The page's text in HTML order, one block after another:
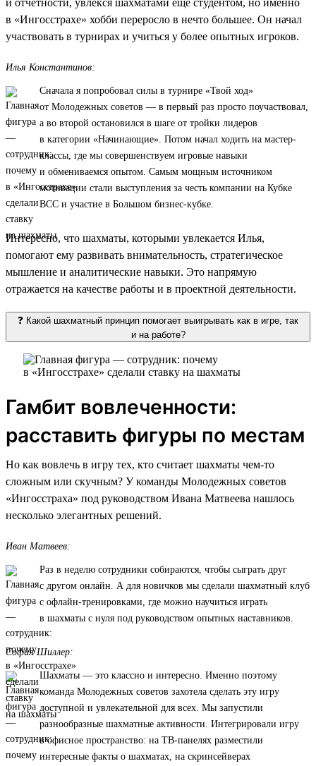
в «Ингосстрахе» хобби переросло в нечто большее. Он начал
участвовать в турнирах и учиться у более опытных игроков.
Илья Константинов:
Сначала я попробовал силы в турнире «Твой ход»
от Молодежных советов — в первый раз просто поучаствовал,
а во второй остановился в шаге от тройки лидеров
в категории «Начинающие». Потом начал ходить на мастер-
классы, где мы совершенствуем игровые навыки
и обмениваемся опытом. Самым мощным источником
мотивации стали выступления за честь компании на Кубке
ВСС и участие в Большом бизнес-кубке.
Интересно, что шахматы, которыми увлекается Илья,
помогают ему развивать внимательность, стратегическое
мышление и аналитические навыки. Это напрямую
отражается на качестве работы и в проектной деятельности.
❓ Какой шахматный принцип помогает выигрывать как в игре, так
и на работе?
Гамбит вовлеченности:
расставить фигуры по местам
Но как вовлечь в игру тех, кто считает шахматы чем-то
сложным или скучным? У команды Молодежных советов
«Ингосстраха» под руководством Ивана Матвеева нашлось
несколько элегантных решений.
Иван Матвеев:
Раз в неделю сотрудники собираются, чтобы сыграть друг
с другом онлайн. А для новичков мы сделали шахматный клуб
с офлайн-тренировками, где можно научиться играть
в шахматы с нуля под руководством опытных наставников.
София Шиллер:
Шахматы — это классно и интересно. Именно поэтому
команда Молодежных советов захотела сделать эту игру
доступной и увлекательной для всех. Мы запустили
разнообразные шахматные активности. Интегрировали игру
в офисное пространство: на ТВ-панелях разместили
интересные факты о шахматах, на скринсейверах